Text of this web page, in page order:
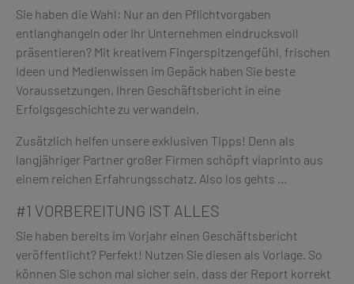
Sie haben die Wahl: Nur an den Pflichtvorgaben
entlanghangeln oder Ihr Unternehmen eindrucksvoll
präsentieren? Mit kreativem Fingerspitzengefühl, frischen
Ideen und Medienwissen im Gepäck haben Sie beste
Voraussetzungen, Ihren Geschäftsbericht in eine
Erfolgsgeschichte zu verwandeln.
Zusätzlich helfen unsere exklusiven Tipps! Denn als
langjähriger Partner großer Firmen schöpft viaprinto aus
einem reichen Erfahrungsschatz. Also los gehts …
#1 VORBEREITUNG IST ALLES
Sie haben bereits im Vorjahr einen Geschäftsbericht
veröffentlicht? Perfekt! Nutzen Sie diesen als Vorlage. So
können Sie schon mal sicher sein, dass der Report korrekt